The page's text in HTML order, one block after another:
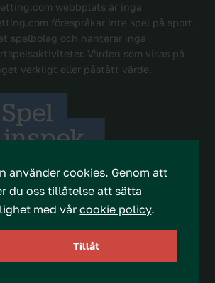
använder cookies. Genom att
du oss tillåtelse att sätta
med vårcookie policy.
Tillåt
webbplats är inga
förespråkar inte spel på sport.
spelbolag och hanterar inga
Värden som visas på
verkligt eller påstått värde.